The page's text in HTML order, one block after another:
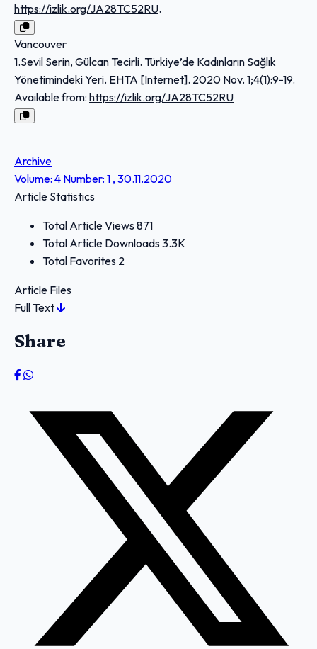
https://izlik.org/JA28TC52RU.
Vancouver
1.Sevil Serin, Gülcan Tecirli. Türkiye’de Kadınların Sağlık
Yönetimindeki Yeri. EHTA [Internet]. 2020 Nov. 1;4(1):9-19.
Available from: https://izlik.org/JA28TC52RU
Archive
Volume: 4 Number: 1 , 30.11.2020
Article Statistics
Total Article Views871
Total Article Downloads3.3K
Total Favorites 2
Article Files
Full Text
Share